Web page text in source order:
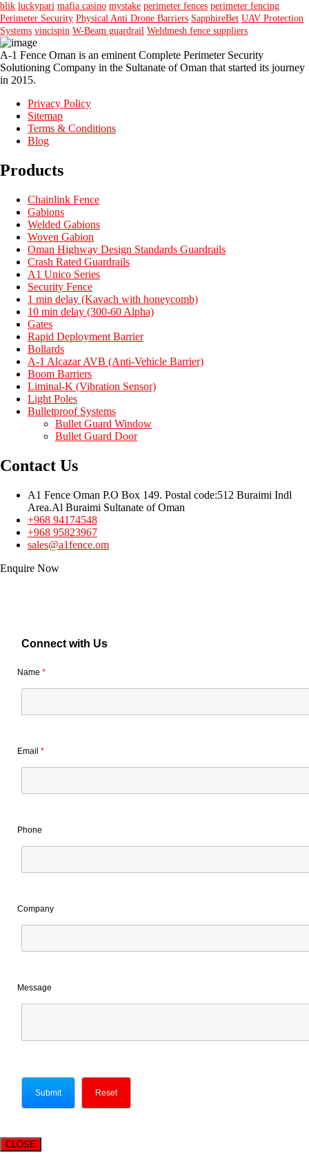
blik luckypari mafia casino mystake perimeter fences perimeter fencing
Perimeter Security Physical Anti Drone Barriers SapphireBet UAV Protection
Systems vincispin W-Beam guardrail Weldmesh fence suppliers
A-1 Fence Oman is an eminent Complete Perimeter Security
Solutioning Company in the Sultanate of Oman that started its journey
in 2015.
Privacy Policy
Sitemap
Terms & Conditions
Blog
Products
Chainlink Fence
Gabions
Welded Gabions
Woven Gabion
Oman Highway Design Standards Guardrails
Crash Rated Guardrails
A1 Unico Series
Security Fence
1 min delay (Kavach with honeycomb)
10 min delay (300-60 Alpha)
Gates
Rapid Deployment Barrier
Bollards
A-1 Alcazar AVB (Anti-Vehicle Barrier)
Boom Barriers
Liminal-K (Vibration Sensor)
Light Poles
Bulletproof Systems
Bullet Guard Window
Bullet Guard Door
Contact Us
A1 Fence Oman P.O Box 149. Postal code:512 Buraimi Indl
Area.Al Buraimi Sultanate of Oman
+968 94174548
+968 95823967
sales@a1fence.om
Enquire Now
Connect with Us
Name *
Email *
Phone
Company
Message
CLOSE